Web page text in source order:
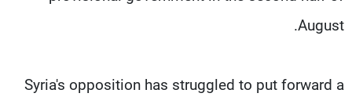
August.
Syria's opposition has struggled to put forward a